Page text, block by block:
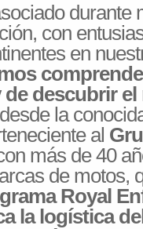
durante
con
en
de descubrir
la
al
más de 40
de motos,
Royal
la logística